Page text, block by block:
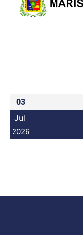
03
Jul
2026